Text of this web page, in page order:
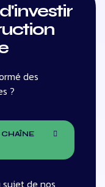
des
?
CHAÎNE
de nos